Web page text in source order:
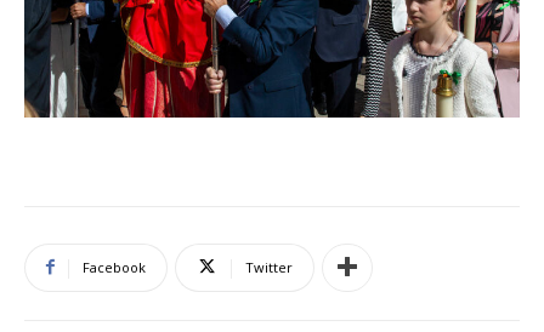
Facebook Twitter